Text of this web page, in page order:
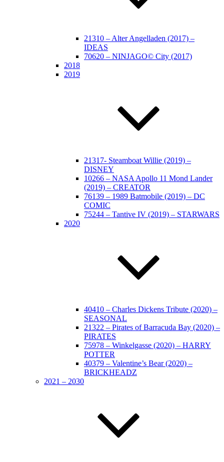
21310 – Alter Angelladen (2017) –
IDEAS
70620 – NINJAGO© City (2017)
2018
2019
21317- Steamboat Willie (2019) –
DISNEY
10266 – NASA Apollo 11 Mond Lander
(2019) – CREATOR
76139 – 1989 Batmobile (2019) – DC
COMIC
75244 – Tantive IV (2019) – STARWARS
2020
40410 – Charles Dickens Tribute (2020) –
SEASONAL
21322 – Pirates of Barracuda Bay (2020) –
PIRATES
75978 – Winkelgasse (2020) – HARRY
POTTER
40379 – Valentine’s Bear (2020) –
BRICKHEADZ
2021 – 2030